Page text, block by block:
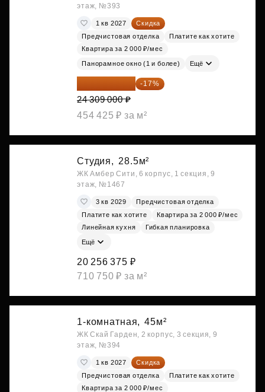
этаж, №393
1 кв 2027
Скидка
Предчистовая отделка
Платите как хотите
Квартира за 2 000 ₽/мес
Панорамное окно (1 и более) Ещё
20 176 470 ₽ -17%
24 309 000 ₽
454 425 ₽ за м²
Студия, 28.5м²
ЖК Амбер Сити, 6 корпус, 1 секция, 9
этаж, №1467
3 кв 2029
Предчистовая отделка
Платите как хотите
Квартира за 2 000 ₽/мес
Линейная кухня
Гибкая планировка
Ещё
20 256 375 ₽
710 750 ₽ за м²
1-комнатная, 45м²
ЖК Скай Гарден, 2 корпус, 3 секция, 9
этаж, №394
1 кв 2027
Скидка
Предчистовая отделка
Платите как хотите
Квартира за 2 000 ₽/мес